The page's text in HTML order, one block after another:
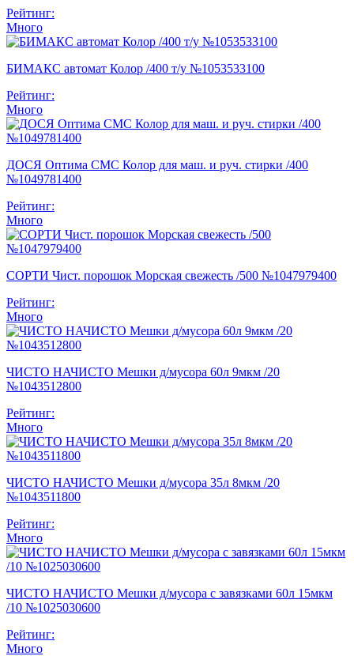
Рейтинг:
Много
БИМАКС автомат Колор /400 т/у №1053533100
Рейтинг:
Много
ДОСЯ Оптима СМС Колор для маш. и руч. стирки /400
№1049781400
Рейтинг:
Много
СОРТИ Чист. порошок Морская свежесть /500 №1047979400
Рейтинг:
Много
ЧИСТО НАЧИСТО Мешки д/мусора 60л 9мкм /20
№1043512800
Рейтинг:
Много
ЧИСТО НАЧИСТО Мешки д/мусора 35л 8мкм /20
№1043511800
Рейтинг:
Много
ЧИСТО НАЧИСТО Мешки д/мусора с завязками 60л 15мкм
/10 №1025030600
Рейтинг:
Много